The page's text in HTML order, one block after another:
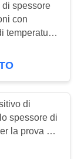
di spessore
con
temperatura
di
da 0,75 mm
di
spessore di
la prova a
elevata fino